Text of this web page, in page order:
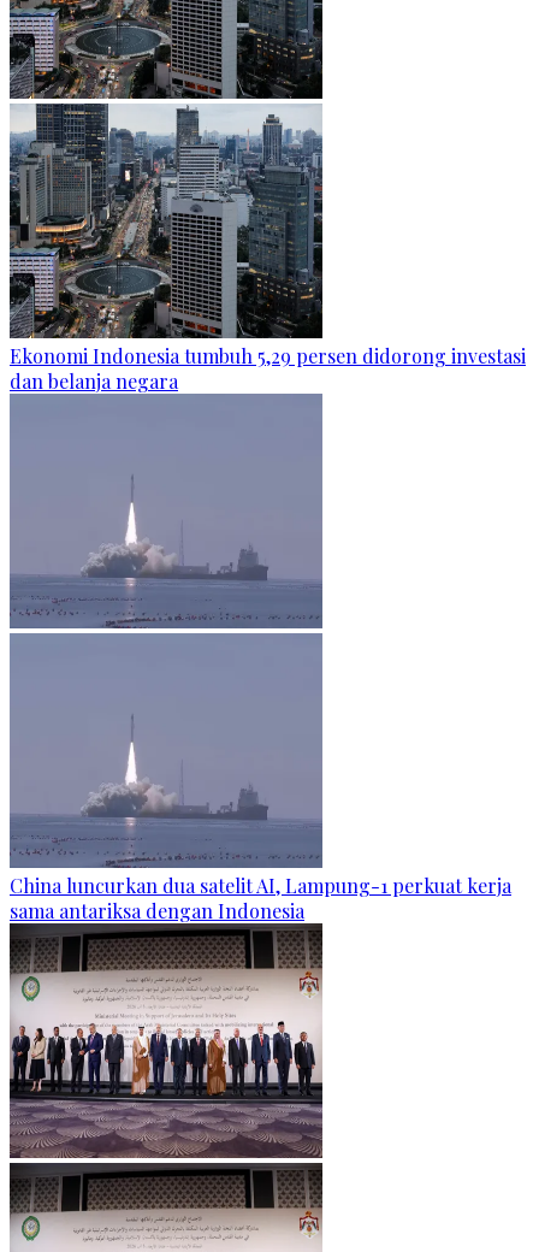
Ekonomi Indonesia tumbuh 5,29 persen didorong investasi
dan belanja negara
China luncurkan dua satelit AI, Lampung-1 perkuat kerja
sama antariksa dengan Indonesia